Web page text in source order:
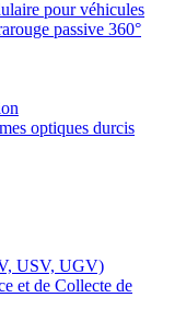
pour véhicules
passive 360°
optiques durcis
USV, UGV)
et de Collecte de